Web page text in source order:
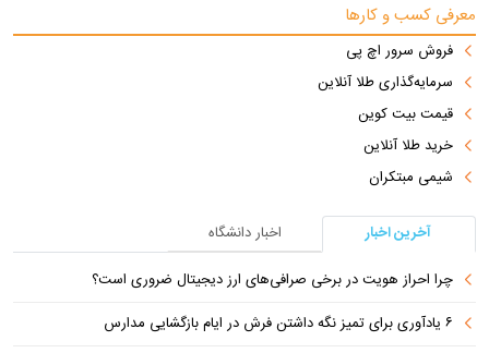
معرفی کسب و کارها
فروش سرور اچ پی
سرمایه‌گذاری طلا آنلاین
قیمت بیت کوین
خرید طلا آنلاین
شیمی مبتکران
آخرین اخبار
اخبار دانشگاه
چرا احراز هویت در برخی صرافی‌های ارز دیجیتال ضروری است؟
۶ یادآوری برای تمیز نگه داشتن فرش در ایام بازگشایی مدارس